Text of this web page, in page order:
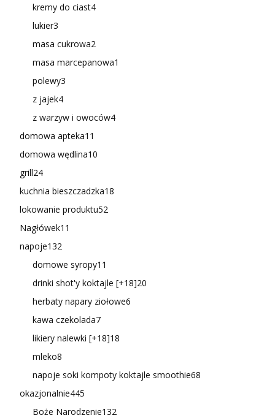
kremy do ciast4
lukier3
masa cukrowa2
masa marcepanowa1
polewy3
z jajek4
z warzyw i owoców4
domowa apteka11
domowa wędlina10
grill24
kuchnia bieszczadzka18
lokowanie produktu52
Nagłówek11
napoje132
domowe syropy11
drinki shot'y koktajle [+18]20
herbaty napary ziołowe6
kawa czekolada7
likiery nalewki [+18]18
mleko8
napoje soki kompoty koktajle smoothie68
okazjonalnie445
Boże Narodzenie132